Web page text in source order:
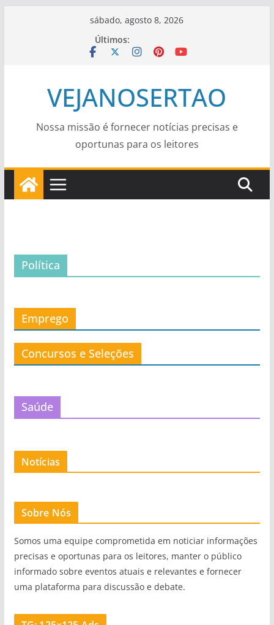
sábado, agosto 8, 2026
Últimos:
VEJANOSERTAO
Nossa missão é fornecer notícias precisas e
oportunas para os leitores
Política
Emprego
Concursos e Seleções
Saúde
Notícias
Sobre Nós
Somos uma equipe comprometida em noticiar informações
precisas e oportunas para os leitores, manter o público
informado sobre eventos atuais e relevantes e fornecer
uma plataforma para discussão e debate.